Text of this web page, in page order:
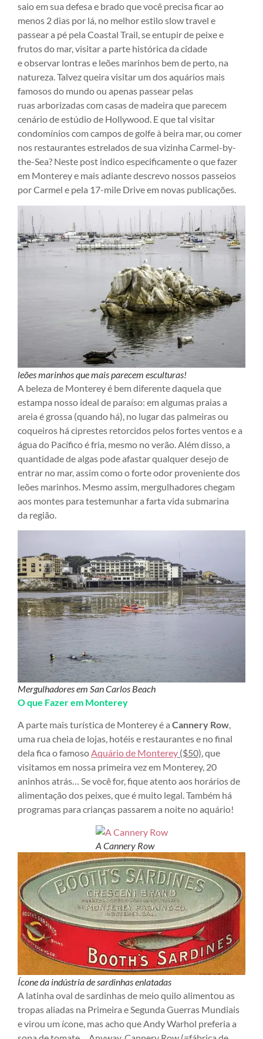
saio em sua defesa e brado que você precisa ficar ao
menos 2 dias por lá, no melhor estilo slow travel e
passear a pé pela Coastal Trail, se entupir de peixe e
frutos do mar, visitar a parte histórica da cidade
e observar lontras e leões marinhos bem de perto, na
natureza. Talvez queira visitar um dos aquários mais
famosos do mundo ou apenas passear pelas
ruas arborizadas com casas de madeira que parecem
cenário de estúdio de Hollywood. E que tal visitar
condomínios com campos de golfe à beira mar, ou comer
nos restaurantes estrelados de sua vizinha Carmel-by-
the-Sea? Neste post indico especificamente o que fazer
em Monterey e mais adiante descrevo nossos passeios
por Carmel e pela 17-mile Drive em novas publicações.
leões marinhos que mais parecem esculturas!
A beleza de Monterey é bem diferente daquela que
estampa nosso ideal de paraíso: em algumas praias a
areia é grossa (quando há), no lugar das palmeiras ou
coqueiros há ciprestes retorcidos pelos fortes ventos e a
água do Pacífico é fria, mesmo no verão. Além disso, a
quantidade de algas pode afastar qualquer desejo de
entrar no mar, assim como o forte odor proveniente dos
leões marinhos. Mesmo assim, mergulhadores chegam
aos montes para testemunhar a farta vida submarina
da região.
Mergulhadores em San Carlos Beach
O que Fazer em Monterey
A parte mais turística de Monterey é a Cannery Row,
uma rua cheia de lojas, hotéis e restaurantes e no final
dela fica o famosoAquário de Monterey ($50), que
visitamos em nossa primeira vez em Monterey, 20
aninhos atrás… Se você for, fique atento aos horários de
alimentação dos peixes, que é muito legal. Também há
programas para crianças passarem a noite no aquário!
A Cannery Row
Ícone da indústria de sardinhas enlatadas
A latinha oval de sardinhas de meio quilo alimentou as
tropas aliadas na Primeira e Segunda Guerras Mundiais
e virou um ícone, mas acho que Andy Warhol preferia a